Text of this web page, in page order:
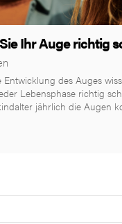
Ihr Auge richtig
Entwicklung des Auges
Lebensphase richtig
jährlich die Augen